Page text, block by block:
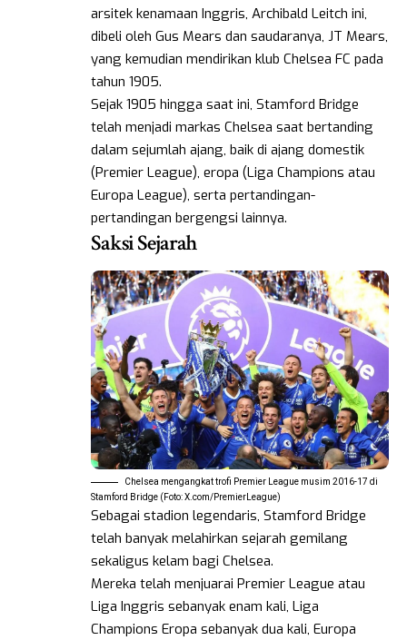
arsitek kenamaan Inggris, Archibald Leitch ini,
dibeli oleh Gus Mears dan saudaranya, JT Mears,
yang kemudian mendirikan klub Chelsea FC pada
tahun 1905.
Sejak 1905 hingga saat ini, Stamford Bridge
telah menjadi markas Chelsea saat bertanding
dalam sejumlah ajang, baik di ajang domestik
(Premier League), eropa (Liga Champions atau
Europa League), serta pertandingan-
pertandingan bergengsi lainnya.
Saksi Sejarah
Chelsea mengangkat trofi Premier League musim 2016-17 di
Stamford Bridge (Foto: X.com/PremierLeague)
Sebagai stadion legendaris, Stamford Bridge
telah banyak melahirkan sejarah gemilang
sekaligus kelam bagi Chelsea.
Mereka telah menjuarai Premier League atau
Liga Inggris sebanyak enam kali, Liga
Champions Eropa sebanyak dua kali, Europa